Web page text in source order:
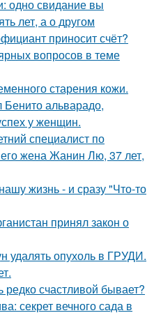
одно свидание вы
лет, а о другом
приносит счёт?
вопросов в теме
старения кожи.
альварадо,
у женщин.
специалист по
жена Жанин Лю, 37 лет,
жизнь - и сразу "Что-то
принял закон о
удалять опухоль в ГРУДИ.
счастливой бывает?
секрет вечного сада в